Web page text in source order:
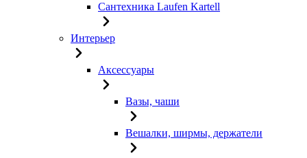
Сантехника Laufen Kartell
Интерьер
Аксессуары
Вазы, чаши
Вешалки, ширмы, держатели